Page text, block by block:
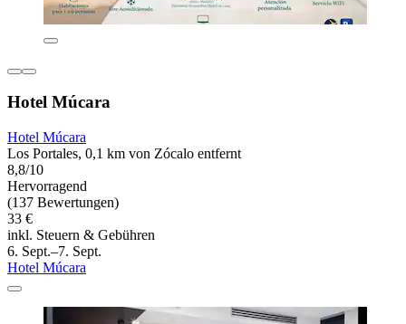
Hotel Múcara
Hotel Múcara
Los Portales, 0,1 km von Zócalo entfernt
8,8/10
Hervorragend
(137 Bewertungen)
33 €
inkl. Steuern & Gebühren
6. Sept.–7. Sept.
Hotel Múcara